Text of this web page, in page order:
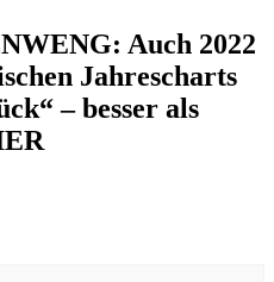
Auch 2022
Jahrescharts
– besser als